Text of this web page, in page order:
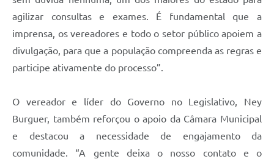
agilizar consultas e exames. É fundamental que a
imprensa, os vereadores e todo o setor público apoiem a
divulgação, para que a população compreenda as regras e
participe ativamente do processo”.
O vereador e líder do Governo no Legislativo, Ney
Burguer, também reforçou o apoio da Câmara Municipal
e destacou a necessidade de engajamento da
comunidade. “A gente deixa o nosso contato e o